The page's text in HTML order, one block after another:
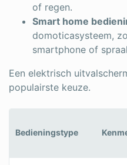
of regen.
Smart home
domoticasysteem,
smartphone of
Een elektrisch
populairste keuze.
Bedieningstype